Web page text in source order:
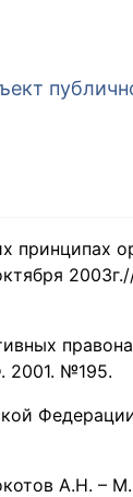
принципах
2001. №195.
А.Н. –